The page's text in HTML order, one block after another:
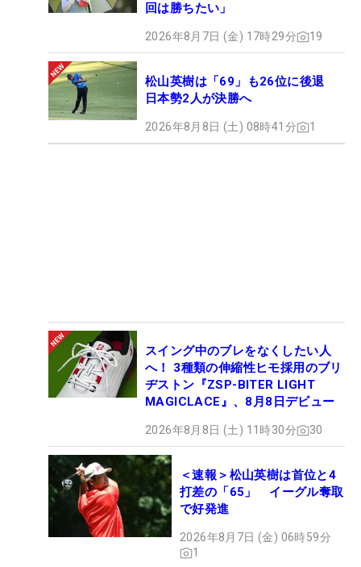
回は勝ちたい」
2026年8月7日 (金) 17時29分 19
松山英樹は「69」も26位に後退
日本勢2人が決勝へ
2026年8月8日 (土) 08時41分 1
スイング中のブレをなくしたい人
へ！ 3種類の伸縮性ヒモ採用のブリ
ヂストン『ZSP-BITER LIGHT
MAGICLACE』、8月8日デビュー
2026年8月8日 (土) 11時30分 30
＜速報＞松山英樹は首位と4
打差の「65」 イーグル奪取
で好発進
2026年8月7日 (金) 06時59分
1